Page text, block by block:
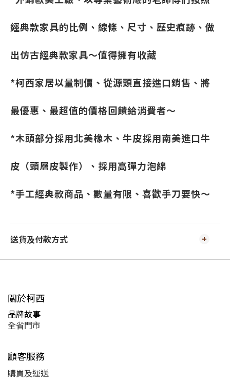
經典款家具的比例、線條、尺寸、歷史痕跡、做
出仿古經典款家具～值得擁有收藏
*柯西家居以量制價、從源頭直接進口銷售、將
最優惠、最超值的價格回饋給消費者～
*木頭部分採用北美橡木、牛皮採用南美進口牛
皮（頭層皮製作）、採用高彈力泡綿
*手工經典款商品、數量有限、喜歡手刀要快～
送貨及付款方式
關於柯西
品牌故事
全省門市
顧客服務
購買及運送